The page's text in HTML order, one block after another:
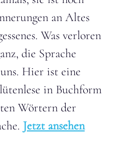
an Altes
Was verloren
die Sprache
Hier ist eine
in Buchform
Wörtern der
Jetzt ansehen